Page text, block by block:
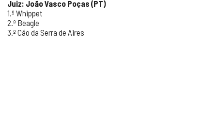
Juiz: João Vasco Poças (PT)
1.º Whippet
2.º Beagle
3.º Cão da Serra de Aires